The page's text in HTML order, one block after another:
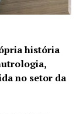
história
no setor da